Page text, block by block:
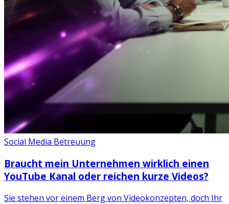
Social Media Betreuung
Braucht mein Unternehmen wirklich einen
YouTube Kanal oder reichen kurze Videos?
Sie stehen vor einem Berg von Videokonzepten, doch Ihr